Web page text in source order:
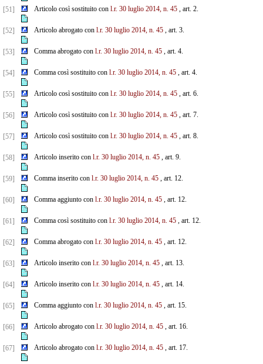
[51] Articolo così sostituito con l.r. 30 luglio 2014, n. 45, art. 2.
[52] Articolo abrogato con l.r. 30 luglio 2014, n. 45, art. 3.
[53] Comma abrogato con l.r. 30 luglio 2014, n. 45, art. 4.
[54] Comma così sostituito con l.r. 30 luglio 2014, n. 45, art. 4.
[55] Articolo così sostituito con l.r. 30 luglio 2014, n. 45, art. 6.
[56] Articolo così sostituito con l.r. 30 luglio 2014, n. 45, art. 7.
[57] Articolo così sostituito con l.r. 30 luglio 2014, n. 45, art. 8.
[58] Articolo inserito con l.r. 30 luglio 2014, n. 45, art. 9.
[59] Comma inserito con l.r. 30 luglio 2014, n. 45, art. 12.
[60] Comma aggiunto con l.r. 30 luglio 2014, n. 45, art. 12.
[61] Comma così sostituito con l.r. 30 luglio 2014, n. 45, art. 12.
[62] Comma abrogato con l.r. 30 luglio 2014, n. 45, art. 12.
[63] Articolo inserito con l.r. 30 luglio 2014, n. 45, art. 13.
[64] Articolo inserito con l.r. 30 luglio 2014, n. 45, art. 14.
[65] Comma aggiunto con l.r. 30 luglio 2014, n. 45, art. 15.
[66] Articolo abrogato con l.r. 30 luglio 2014, n. 45, art. 16.
[67] Articolo abrogato con l.r. 30 luglio 2014, n. 45, art. 17.